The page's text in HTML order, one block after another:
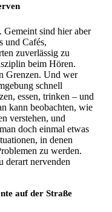
Gemeint sind hier aber
und Cafés,
zuverlässig zu
beim Hören.
Grenzen. Und wer
schnell
essen, trinken – und
kann beobachten, wie
verstehen, und
doch einmal etwas
in denen
zu werden.
derart nervenden
auf der Straße